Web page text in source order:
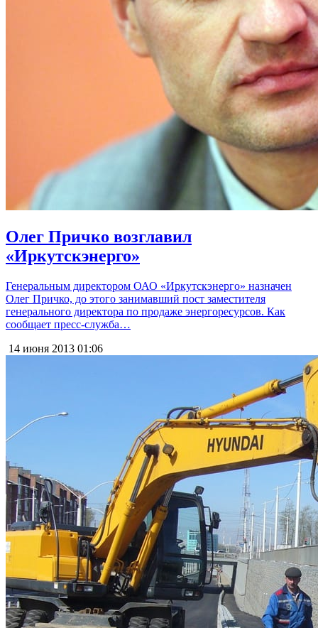
Олег Причко возглавил
«Иркутскэнерго»
Генеральным директором ОАО «Иркутскэнерго» назначен
Олег Причко, до этого занимавший пост заместителя
генерального директора по продаже энергоресурсов. Как
сообщает пресс-служба…
14 июня 2013 01:06